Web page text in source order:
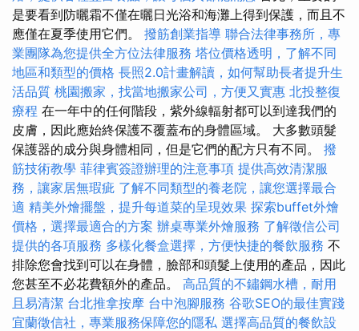
是要看到防曬霜不僅在曬日光浴和海灘上得到保護，而且不
應僅在夏季使用它們。 撥筋創業指導 聯合法律事務所，專
業團隊為您提供全方位法律服務 塔位價格透明，了解不同
地區和類型的價格 長照2.0計畫解讀，如何幫助長者提升生
活品質 桃園搬家，找當地搬家公司，方便又實惠 北投整復
療程 在一年中的任何階段，紫外線輻射都可以到達我們的
皮膚，因此應始終保護不覆蓋布的身體區域。 大多數頭髮
保護器的成分與身體相同，但是它們的配方只有不同。 撥
筋技術教學 菲律賓簽證辦理的注意事項 提供高效清潔服
務，讓家居無瑕疵 了解不同類型的養老院，讓您選擇最合
適 精美外燴擺盤，提升每道菜的呈現效果 探索buffet外燴
價格，選擇最適合的方案 辦桌專業外燴服務 了解徵信公司
提供的各項服務 多樣化餐盒選擇，方便快捷的餐飲服務 不
排除您會找到可以在身體，臉部和頭髮上使用的產品，因此
您甚至不必花費額外的產品。 高品質的不鏽鋼水槽，耐用
且易清潔 台北推拿按摩 台中泡腳服務 谷歌SEO的最佳實踐
宜蘭徵信社，專業服務保障您的隱私 選擇高品質的餐飲設